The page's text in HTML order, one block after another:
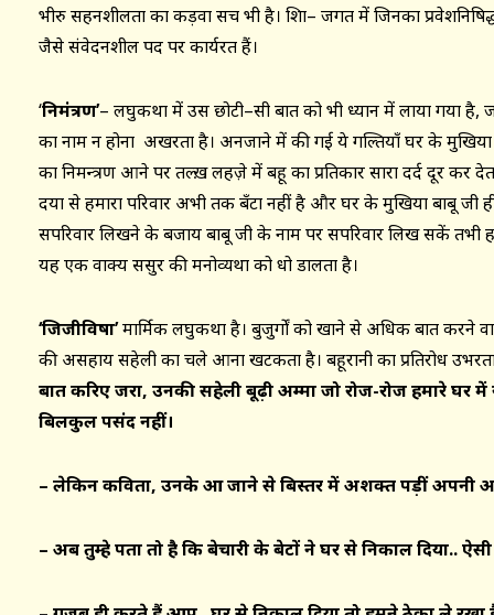
भीरु सहनशीलता का कड़वा सच भी है। शिक्षा– जगत में जिनका
जैसे संवेदनशील पद पर कार्यरत हैं।
‘निमंत्रण’– लघुकथा में उस छोटी–सी बात को भी ध्यान में लाया गया है,
का नाम न होना अखरता है। अनजाने में की गई ये गल्तियाँ घर के
का निमन्त्रण आने पर तल्ख़ लहज़े में बहू का प्रतिकार सारा दर्द दूर कर
दया से हमारा परिवार अभी तक बँटा नहीं है और घर के मुखिया बाबू जी
सपरिवार लिखने के बजाय बाबू जी के नाम पर सपरिवार लिख सकें
यह एक वाक्य ससुर की मनोव्यथा को धो डालता है।
‘जिजीविषा’मार्मिक लघुकथा है। बुजुर्गों को खाने से अधिक बात करने
की असहाय सहेली का चले आना खटकता है। बहूरानी का प्रतिरोध
बात करिए जरा, उनकी सहेली बूढ़ी अम्मा जो रोज-रोज हमारे घर
बिलकुल पसंद नहीं।
– लेकिन कविता, उनके आ जाने से बिस्तर में अशक्त पड़ीं अपनी
– अब तुम्हे पता तो है कि बेचारी के बेटों ने घर से निकाल दिया..